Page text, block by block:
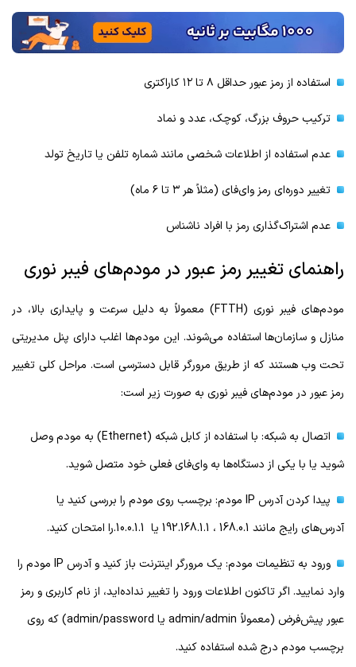
استفاده از رمز عبور حداقل ۸ تا ۱۲ کاراکتری
ترکیب حروف بزرگ، کوچک، عدد و نماد
عدم استفاده از اطلاعات شخصی مانند شماره تلفن یا تاریخ تولد
تغییر دوره‌ای رمز وای‌فای (مثلاً هر ۳ تا ۶ ماه)
عدم اشتراک‌گذاری رمز با افراد ناشناس
راهنمای تغییر رمز عبور در مودم‌های فیبر نوری
مودم‌های فیبر نوری (FTTH) معمولاً به دلیل سرعت و پایداری بالا، در
منازل و سازمان‌ها استفاده می‌شوند. این مودم‌ها اغلب دارای پنل مدیریتی
تحت وب هستند که از طریق مرورگر قابل دسترسی است. مراحل کلی تغییر
رمز عبور در مودم‌های فیبر نوری به صورت زیر است:
اتصال به شبکه: با استفاده از کابل شبکه (Ethernet) به مودم وصل
شوید یا با یکی از دستگاه‌ها به وای‌فای فعلی خود متصل شوید.
پیدا کردن آدرس IP مودم: برچسب روی مودم را بررسی کنید یا
آدرس‌های رایج مانند 168.0.1 ، 192.168.1.1 یا 10.0.1.1.را امتحان کنید.
ورود به تنظیمات مودم: یک مرورگر اینترنت باز کنید و آدرس IP مودم را
وارد نمایید. اگر تاکنون اطلاعات ورود را تغییر نداده‌اید، از نام کاربری و رمز
عبور پیش‌فرض (معمولاً admin/admin یا admin/password) که روی
برچسب مودم درج شده استفاده کنید.